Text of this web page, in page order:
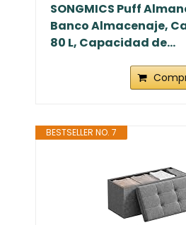
SONGMICS Puff
Banco Almacenaje,
80 L, Capacidad de...
BESTSELLER NO. 7